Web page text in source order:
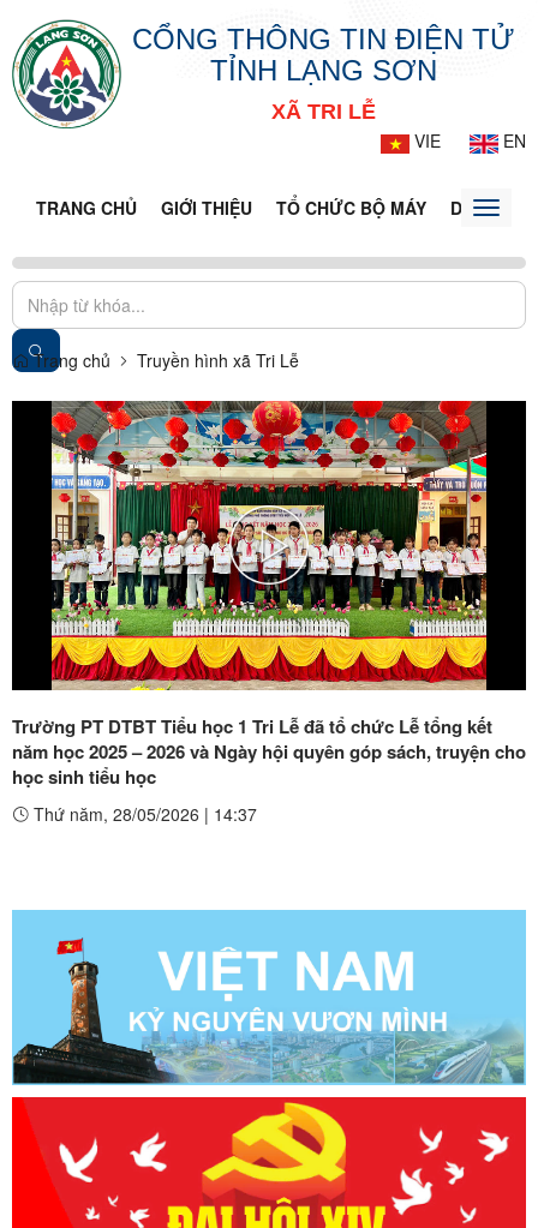
CỔNG THÔNG TIN ĐIỆN TỬ
TỈNH LẠNG SƠN
XÃ TRI LỄ
VIE
EN
TRANG CHỦ GIỚI THIỆU TỔ CHỨC BỘ MÁY DOANH
Toggle
Trang chủ Truyền hình xã Tri Lễ
Play
Video
Trường PT DTBT Tiểu học 1 Tri Lễ đã tổ chức Lễ tổng kết
năm học 2025 – 2026 và Ngày hội quyên góp sách, truyện cho
học sinh tiểu học
Thứ năm, 28/05/2026 | 14:37